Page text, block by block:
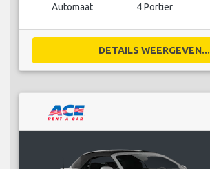
Automaat 4 Portier
DETAILS WEERGEVEN...